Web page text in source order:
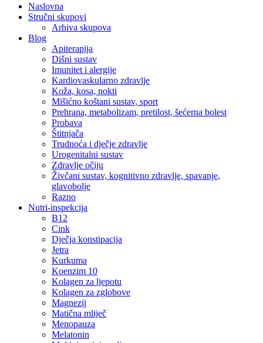
Naslovna
Stručni skupovi
Arhiva skupova
Blog
Apiterapija
Dišni sustav
Imunitet i alergije
Kardiovaskularno zdravlje
Koža, kosa, nokti
Mišićno koštani sustav, sport
Prehrana, metabolizam, pretilost, šećerna bolest
Probava
Štitnjača
Trudnoća i dječje zdravlje
Urogenitalni sustav
Zdravlje očiju
Živčani sustav, kognitivno zdravlje, spavanje,
glavobolje
Razno
Nutri-inspekcija
B12
Cink
Dječja konstipacija
Jetra
Kurkuma
Koenzim 10
Kolagen za ljepotu
Kolagen za zglobove
Magnezij
Matična mliječ
Menopauza
Melatonin